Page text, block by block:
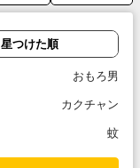
星つけた順
おもろ男
カクチャン
蚊